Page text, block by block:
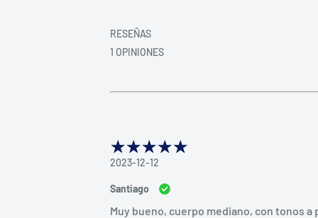
RESEÑAS
1 OPINIONES
2023-12-12
Santiago
Muy bueno, cuerpo mediano, con tonos a